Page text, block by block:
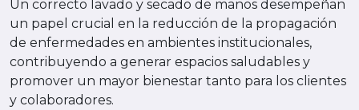
Un correcto lavado y secado de manos desempeñan
un papel crucial en la reducción de la propagación
de enfermedades en ambientes institucionales,
contribuyendo a generar espacios saludables y
promover un mayor bienestar tanto para los clientes
y colaboradores.